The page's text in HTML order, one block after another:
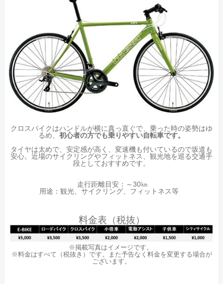
クロスバイクはハンドルが横に真っ直ぐで、乗った時の姿勢はゆ
るめ、 初心者の方でも乗りやすい自転車です。
タイヤは太めで、安定感が高く、変速機も付いているので坂道も
安心。近場のサイクリングやフィットネス、観光地を巡る交通手
段としておすすめです。
走行距離目安：～30㎞
用途：観光、サイクリング、フィットネス等
料金表（税抜）
※掲載写真はイメージです。
※料金はすべて（税抜き）です。また予告なく料金を変更する場合が
ございます。